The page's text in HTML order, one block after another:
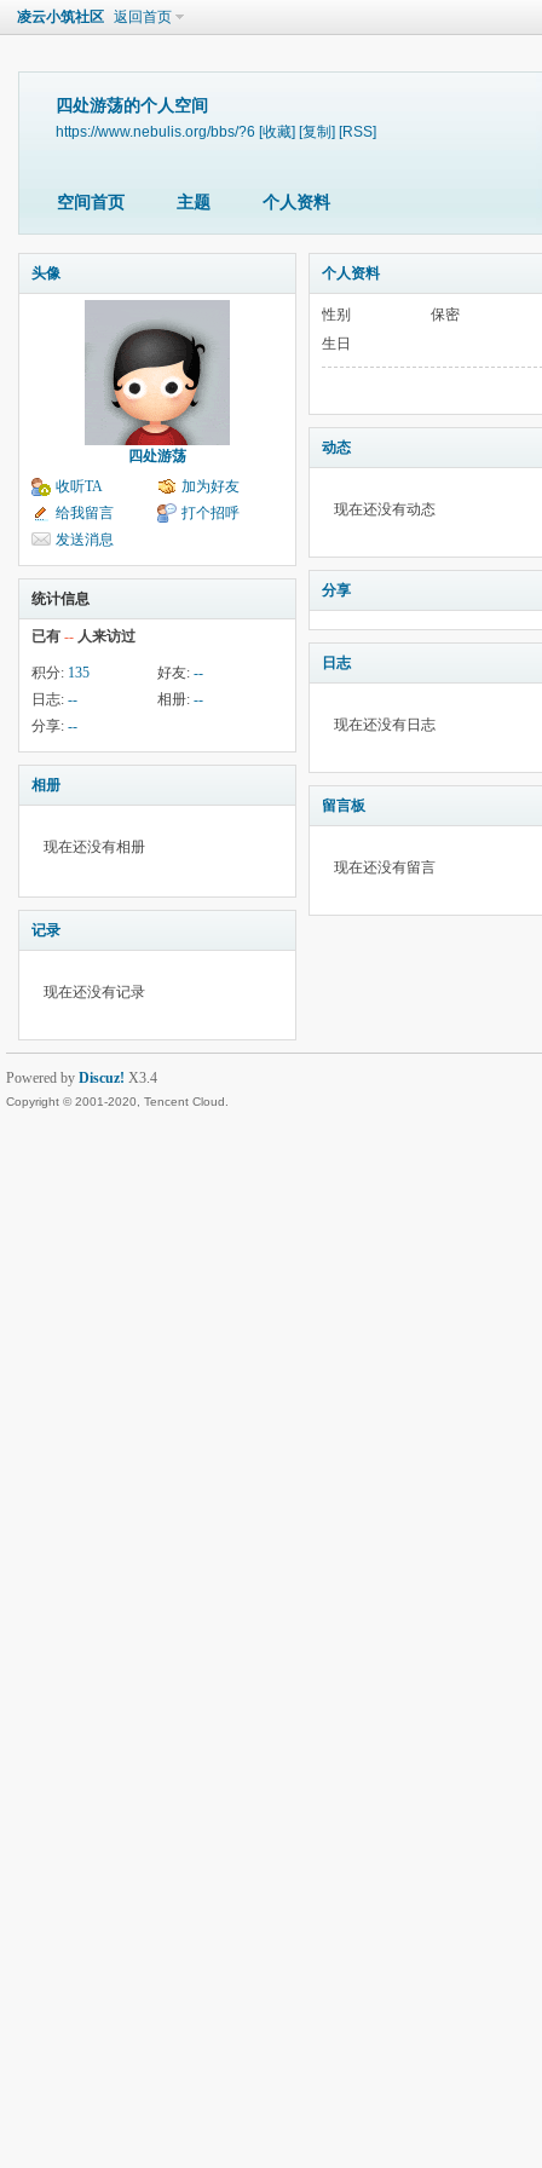
凌云小筑社区 返回首页
四处游荡的个人空间
https://www.nebulis.org/bbs/?6 [收藏] [复制] [RSS]
空间首页 主题 个人资料
头像
四处游荡
收听TA
加为好友
给我留言
打个招呼
发送消息
统计信息
已有 -- 人来访过
积分: 135 好友: --
日志: -- 相册: --
分享: --
相册
现在还没有相册
记录
现在还没有记录
个人资料
性别
保密
生日
动态
现在还没有动态
分享
日志
现在还没有日志
留言板
现在还没有留言
Powered by Discuz! X3.4
Copyright © 2001-2020, Tencent Cloud.